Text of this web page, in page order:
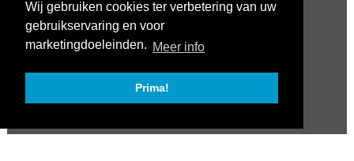
Wij gebruiken cookies ter verbetering van uw
gebruikservaring en voor
marketingdoeleinden. Meer info
Prima!
FACEBOOK